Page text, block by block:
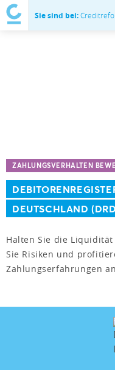
Sie sind bei:
ZAHLUNGSVERHALTEN
DEUTSCHLAND
Halten Sie die
Sie Risiken und
Zahlungserfahrungen